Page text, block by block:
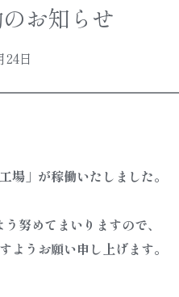
お知らせ
24日
場」が稼働いたしました。
努めてまいりますので、
ようお願い申し上げます。